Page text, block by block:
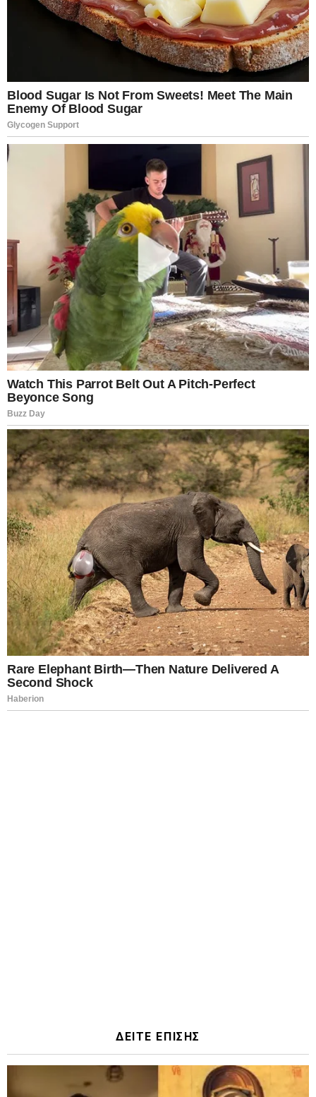
ΔΕΙΤΕ ΕΠΙΣΗΣ